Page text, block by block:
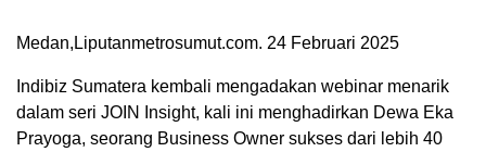
Medan,Liputanmetrosumut.com. 24 Februari 2025
Indibiz Sumatera kembali mengadakan webinar menarik
dalam seri JOIN Insight, kali ini menghadirkan Dewa Eka
Prayoga, seorang Business Owner sukses dari lebih 40